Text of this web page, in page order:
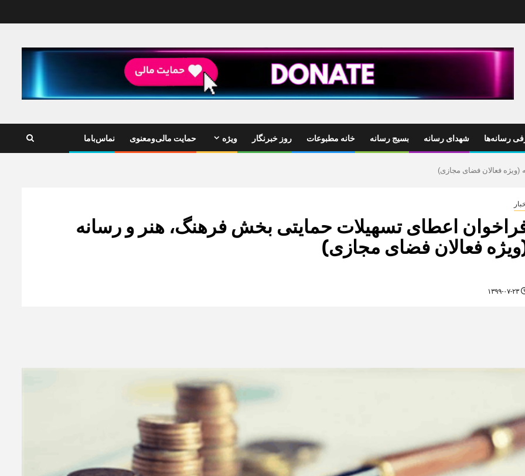
رسانه‌ها شهدای رسانه بسیج رسانه خانه مطبوعات روز خبرنگار ویژه حمایت مالی‌ومعنوی نماس‌باما
فعالان فضای مجازی)
اعطای تسهیلات حمایتی بخش فرهنگ، هنر و رسانه
فعالان فضای مجازی)